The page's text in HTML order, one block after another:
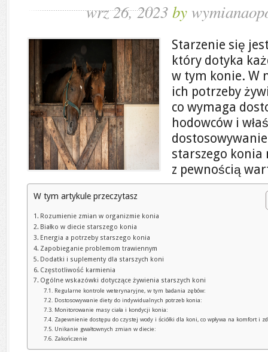
wrz 26, 2023by
Starzenie się
który dotyka
w tym konie. W
ich potrzeby
co wymaga
hodowców i
starszego konia
z pewnością
W tym artykule przeczytasz
Rozumienie zmian w organizmie konia
Białko w diecie starszego konia
Energia a potrzeby starszego konia
Zapobieganie problemom trawiennym
Dodatki i suplementy dla starszych koni
Częstotliwość karmienia
Ogólne wskazówki dotyczące żywienia starszych koni
Regularne kontrole weterynaryjne, w tym badania zębów:
Dostosowywanie diety do indywidualnych potrzeb konia:
Monitorowanie masy ciała i kondycji konia:
Zapewnienie dostępu do czystej wody i ściółki dla koni, co wpływa na komfort i
Unikanie gwałtownych zmian w diecie:
Zakończenie